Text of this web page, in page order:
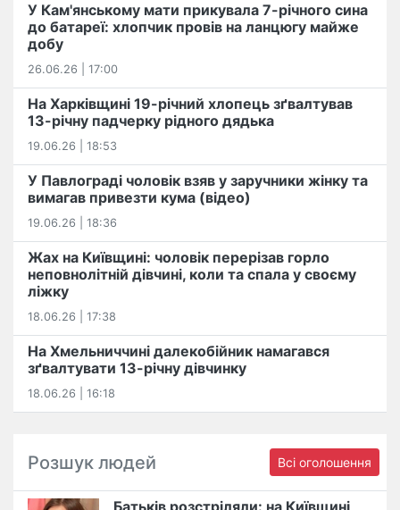
У Кам'янському мати прикувала 7-річного сина
до батареї: хлопчик провів на ланцюгу майже
добу
26.06.26 | 17:00
На Харківщині 19-річний хлопець​ ️зґвалтував
13-річну падчерку рідного дядька
19.06.26 | 18:53
У Павлограді чоловік взяв у заручники жінку та
вимагав привезти кума (відео)
19.06.26 | 18:36
Жах на Київщині: чоловік перерізав горло
неповнолітній дівчині, коли та спала у своєму
ліжку
18.06.26 | 17:38
На Хмельниччині далекобійник намагався
зґвалтувати 13-річну дівчинку
18.06.26 | 16:18
Розшук людей Всі оголошення